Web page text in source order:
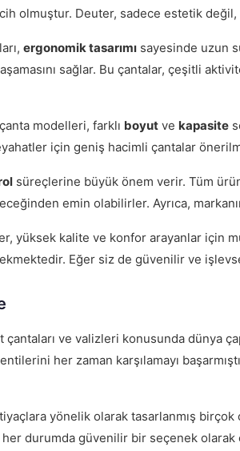
olmuştur. Deuter, sadece estetik değil,
ergonomik tasarımı sayesinde uzun
sağlar. Bu çantalar, çeşitli
modelleri, farklı boyut ve kapasite
için geniş hacimli çantalar
süreçlerine büyük önem verir. Tüm
emin olabilirler. Ayrıca,
yüksek kalite ve konfor arayanlar için
Eğer siz de güvenilir ve
çantaları ve valizleri konusunda dünya
her zaman karşılamayı
yönelik olarak tasarlanmış
durumda güvenilir bir seçenek olarak